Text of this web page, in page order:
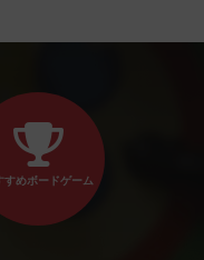
すめボードゲーム